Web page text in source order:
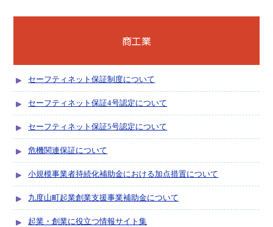
商工業
セーフティネット保証制度について
セーフティネット保証4号認定について
セーフティネット保証5号認定について
危機関連保証について
小規模事業者持続化補助金における加点措置について
九度山町起業創業支援事業補助金について
起業・創業に役立つ情報サイト集